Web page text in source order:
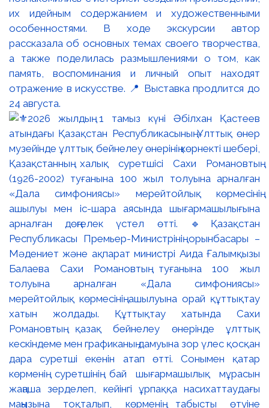
их идейным содержанием и художественными
особенностями. В ходе экскурсии автор
рассказала об основных темах своего творчества,
а также поделилась размышлениями о том, как
память, воспоминания и личный опыт находят
отражение в искусстве. 📍 Выставка продлится до
24 августа.